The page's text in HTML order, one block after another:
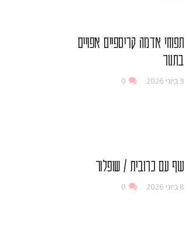
תפוחי אדמה קריספיים אפויים
בתנור
9 ביוני 2026 0
עוף עם כרובית / שופלור
8 ביוני 2026 0